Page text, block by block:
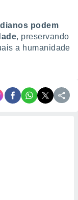
podem
, preservando
a humanidade